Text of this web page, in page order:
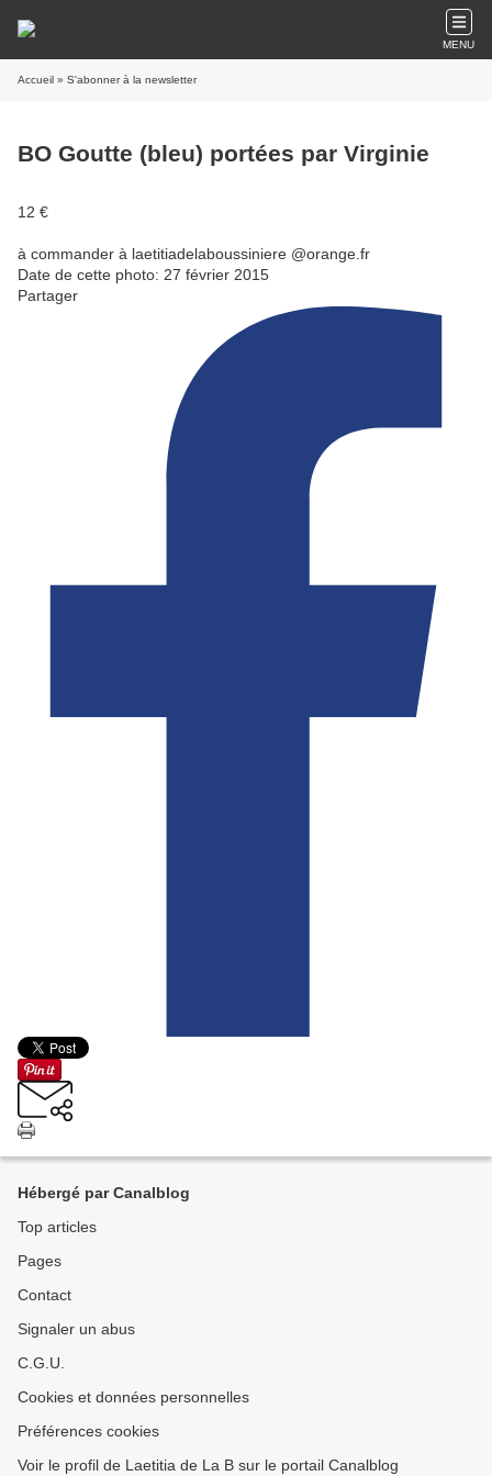
MENU
Accueil » S'abonner à la newsletter
BO Goutte (bleu) portées par Virginie
12 €
à commander à laetitiadelaboussiniere @orange.fr
Date de cette photo: 27 février 2015
Partager
Hébergé par Canalblog
Top articles
Pages
Contact
Signaler un abus
C.G.U.
Cookies et données personnelles
Préférences cookies
Voir le profil de Laetitia de La B sur le portail Canalblog